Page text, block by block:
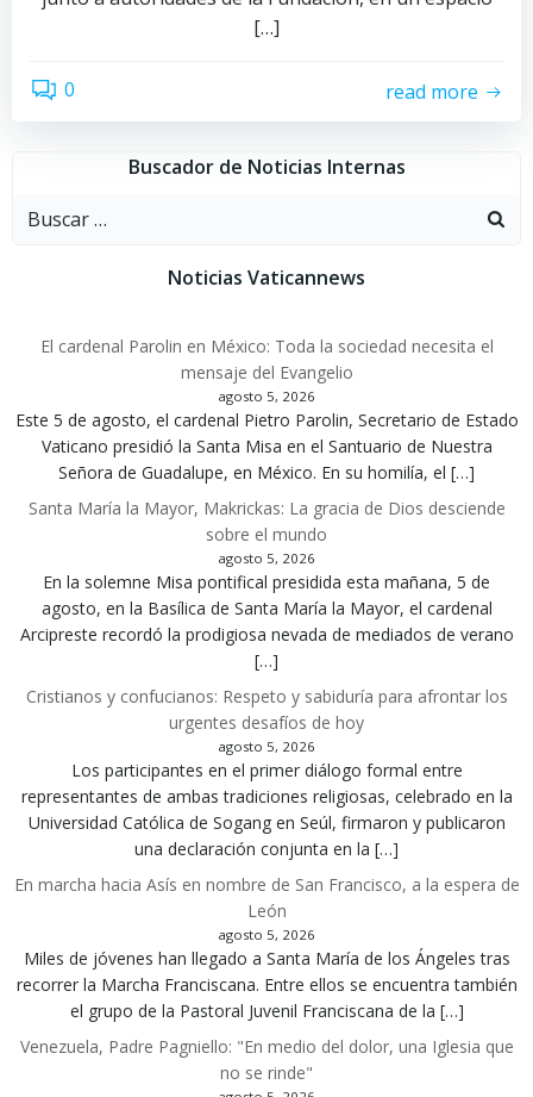
[…]
0 read more
Buscador de Noticias Internas
Buscar:
Noticias Vaticannews
El cardenal Parolin en México: Toda la sociedad necesita el
mensaje del Evangelio
agosto 5, 2026
Este 5 de agosto, el cardenal Pietro Parolin, Secretario de Estado
Vaticano presidió la Santa Misa en el Santuario de Nuestra
Señora de Guadalupe, en México. En su homilía, el […]
Santa María la Mayor, Makrickas: La gracia de Dios desciende
sobre el mundo
agosto 5, 2026
En la solemne Misa pontifical presidida esta mañana, 5 de
agosto, en la Basílica de Santa María la Mayor, el cardenal
Arcipreste recordó la prodigiosa nevada de mediados de verano
[…]
Cristianos y confucianos: Respeto y sabiduría para afrontar los
urgentes desafíos de hoy
agosto 5, 2026
Los participantes en el primer diálogo formal entre
representantes de ambas tradiciones religiosas, celebrado en la
Universidad Católica de Sogang en Seúl, firmaron y publicaron
una declaración conjunta en la […]
En marcha hacia Asís en nombre de San Francisco, a la espera de
León
agosto 5, 2026
Miles de jóvenes han llegado a Santa María de los Ángeles tras
recorrer la Marcha Franciscana. Entre ellos se encuentra también
el grupo de la Pastoral Juvenil Franciscana de la […]
Venezuela, Padre Pagniello: "En medio del dolor, una Iglesia que
no se rinde"